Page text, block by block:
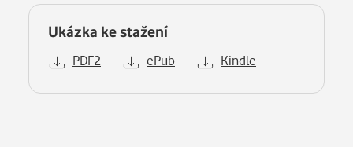
Ukázka ke stažení
PDF2 ePub Kindle